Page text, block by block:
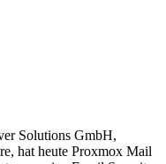
Solutions GmbH,
hat heute Proxmox Mail